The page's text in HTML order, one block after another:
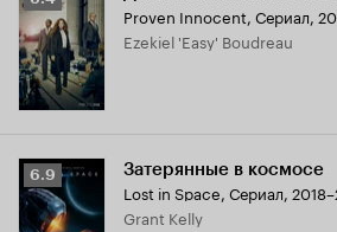
Кинопоиска
6.4
Proven Innocent, Сериал,
Ezekiel 'Easy' Boudreau
Рейтинг
Кинопоиска
6.9
6.9 Затерянные в космосе
Lost in Space, Сериал,
Grant Kelly